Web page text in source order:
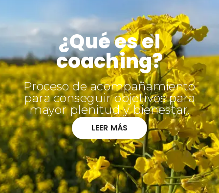
¿Qué es el
coaching?
Proceso de acompañamiento
para conseguir objetivos para
mayor plenitud y bienestar.
LEER MÁS